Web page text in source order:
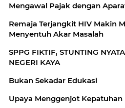
Mengawal Pajak dengan
Remaja Terjangkit HIV Makin
Menyentuh Akar Masalah
SPPG FIKTIF, STUNTING
NEGERI KAYA
Bukan Sekadar Edukasi
Upaya Menggenjot Kepatuhan